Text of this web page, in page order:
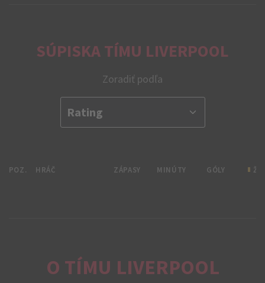
SÚPISKA TÍMU LIVERPOOL
Zoradiť podľa
POZ. HRÁČ ZÁPASY MINÚTY GÓLY
O TÍMU LIVERPOOL